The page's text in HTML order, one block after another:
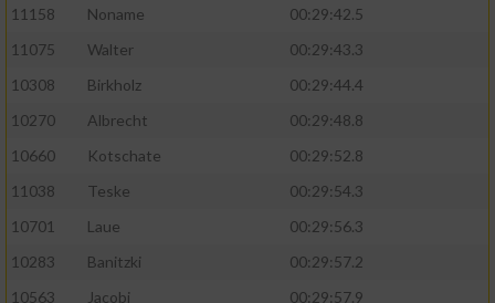
11158
Noname
00:29:42.5
11075
Walter
00:29:43.3
10308
Birkholz
00:29:44.4
10270
Albrecht
00:29:48.8
10660
Kotschate
00:29:52.8
11038
Teske
00:29:54.3
10701
Laue
00:29:56.3
10283
Banitzki
00:29:57.2
10563
Jacobi
00:29:57.9